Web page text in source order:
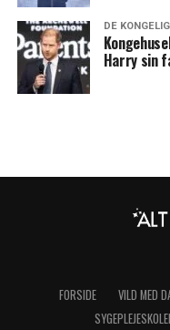
DE
Harry sin
FORSIDE VILD MED